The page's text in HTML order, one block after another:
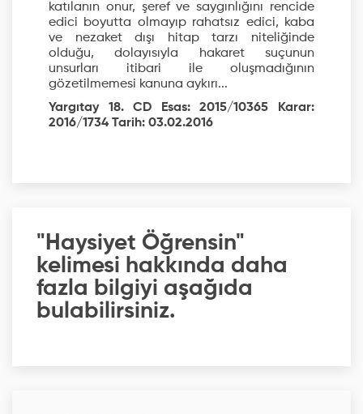
katılanın onur, şeref ve saygınlığını rencide
edici boyutta olmayıp rahatsız edici, kaba
ve nezaket dışı hitap tarzı niteliğinde
olduğu, dolayısıyla hakaret suçunun
unsurları itibari ile oluşmadığının
gözetilmemesi kanuna aykırı...
Yargıtay 18. CD Esas: 2015/10365 Karar:
2016/1734 Tarih: 03.02.2016
"Haysiyet Öğrensin"
kelimesi hakkında daha
fazla bilgiyi aşağıda
bulabilirsiniz.